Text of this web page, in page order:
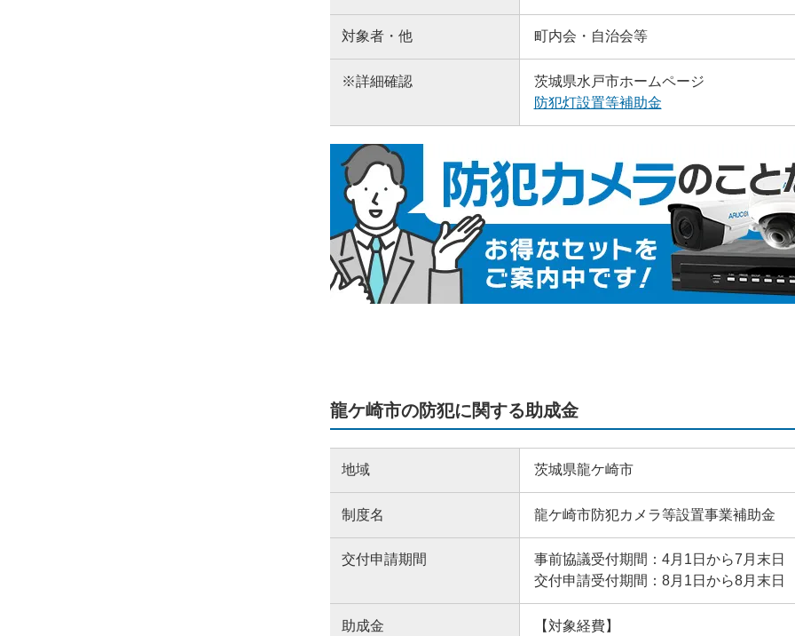
対象者・他 町内会・自治会等
※詳細確認
茨城県水戸市ホームページ
防犯灯設置等補助金
龍ケ崎市の防犯に関する助成金
地域 茨城県龍ケ崎市
制度名 龍ケ崎市防犯カメラ等設置事業補助金
交付申請期間
事前協議受付期間：4月1日から7月末日
交付申請受付期間：8月1日から8月末日
助成金 【対象経費】